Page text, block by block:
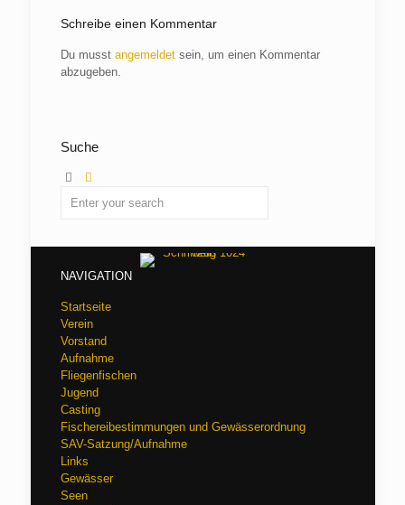
Schreibe einen Kommentar
Du musst angemeldetsein, um einen Kommentar
abzugeben.
Suche
NAVIGATION
Startseite
Verein
Vorstand
Aufnahme
Fliegenfischen
Jugend
Casting
Fischereibestimmungen und Gewässerordnung
SAV-Satzung/Aufnahme
Links
Gewässer
Seen